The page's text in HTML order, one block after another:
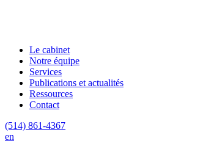
Le cabinet
Notre équipe
Services
Publications et actualités
Ressources
Contact
(514) 861-4367
en